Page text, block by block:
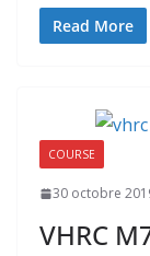
Read More
COURSE
30 octobre
VHRC